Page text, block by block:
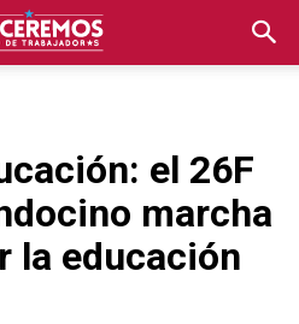
el 26F
marcha
la educación